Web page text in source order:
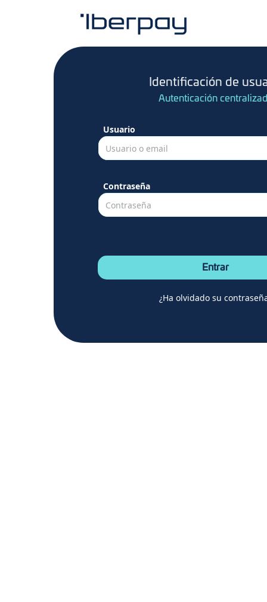
Identificación de
Autenticación
Usuario o email
Usuario
Contraseña
Contraseña
Entrar
¿Ha olvidado su